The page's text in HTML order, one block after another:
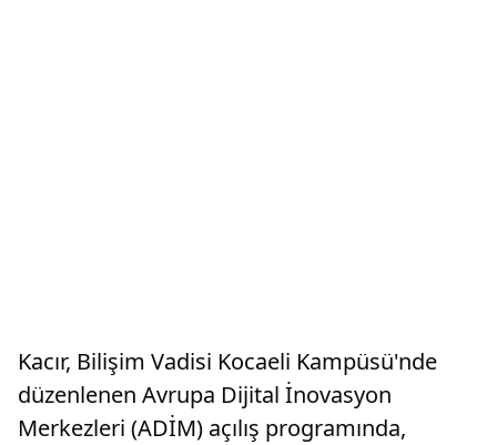
Kacır, Bilişim Vadisi Kocaeli Kampüsü'nde
düzenlenen Avrupa Dijital İnovasyon
Merkezleri (ADİM) açılış programında,